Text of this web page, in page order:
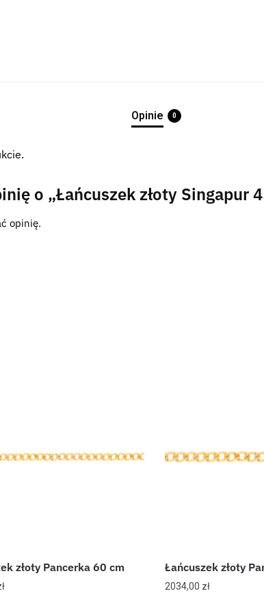
Opinie 0
o „Łańcuszek złoty Singapur
opinię.
złoty Pancerka 60 cm Łańcuszek złoty
2034,00 zł